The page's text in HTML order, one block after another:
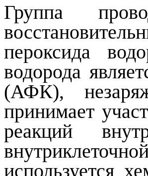
Группа
пероксида
водорода
(АФК),
принимает
реакций
используется